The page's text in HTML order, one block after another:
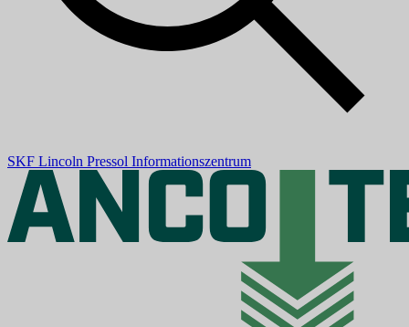
SKF Lincoln Pressol Informationszentrum